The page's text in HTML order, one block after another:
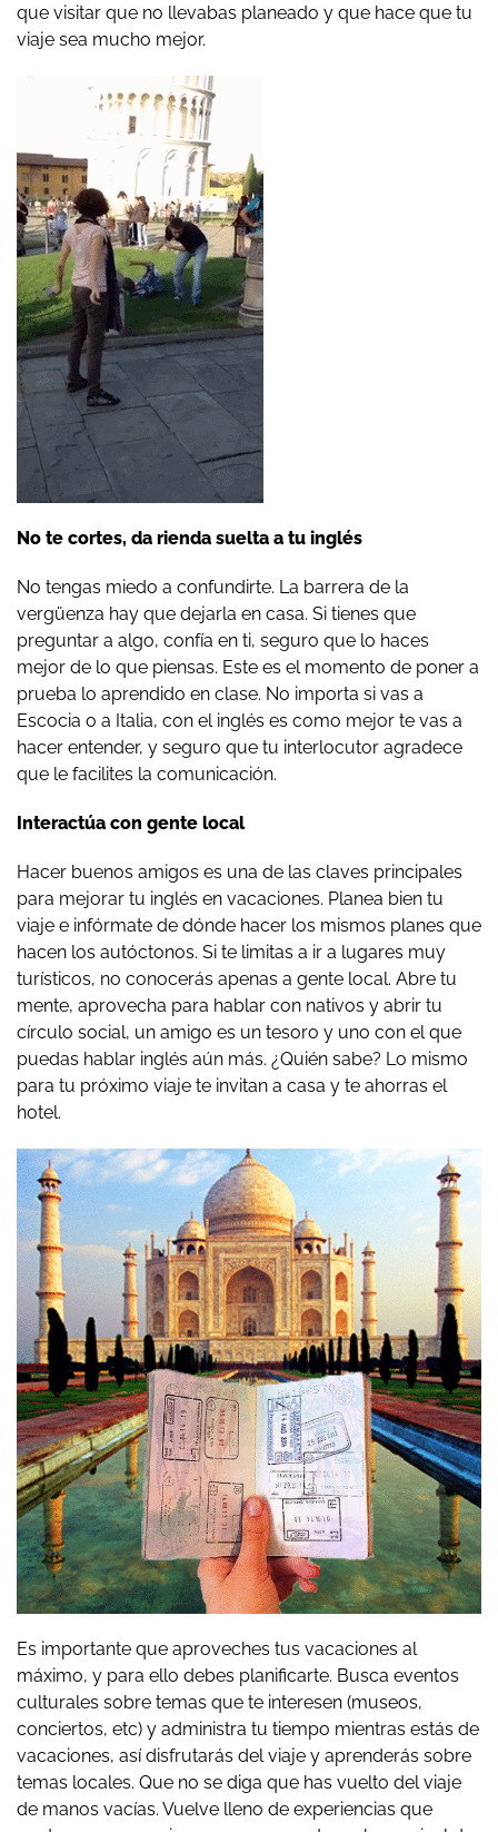
que visitar que no llevabas planeado y que hace que tu
viaje sea mucho mejor.
No te cortes, da rienda suelta a tu inglés
No tengas miedo a confundirte. La barrera de la
vergüenza hay que dejarla en casa. Si tienes que
preguntar a algo, confía en ti, seguro que lo haces
mejor de lo que piensas. Este es el momento de poner a
prueba lo aprendido en clase. No importa si vas a
Escocia o a Italia, con el inglés es como mejor te vas a
hacer entender, y seguro que tu interlocutor agradece
que le facilites la comunicación.
Interactúa con gente local
Hacer buenos amigos es una de las claves principales
para mejorar tu inglés en vacaciones. Planea bien tu
viaje e infórmate de dónde hacer los mismos planes que
hacen los autóctonos. Si te limitas a ir a lugares muy
turísticos, no conocerás apenas a gente local. Abre tu
mente, aprovecha para hablar con nativos y abrir tu
círculo social, un amigo es un tesoro y uno con el que
puedas hablar inglés aún más. ¿Quién sabe? Lo mismo
para tu próximo viaje te invitan a casa y te ahorras el
hotel.
Es importante que aproveches tus vacaciones al
máximo, y para ello debes planificarte. Busca eventos
culturales sobre temas que te interesen (museos,
conciertos, etc) y administra tu tiempo mientras estás de
vacaciones, así disfrutarás del viaje y aprenderás sobre
temas locales. Que no se diga que has vuelto del viaje
de manos vacías. Vuelve lleno de experiencias que